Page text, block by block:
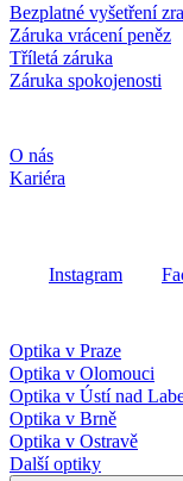
Bezplatné vyšetření
Záruka vrácení peněz
Tříletá záruka
Záruka spokojenosti
O nás
Kariéra
Instagram
Optika v Praze
Optika v Olomouci
Optika v Ústí nad
Optika v Brně
Optika v Ostravě
Další optiky